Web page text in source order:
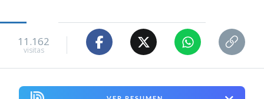
11.162
visitas